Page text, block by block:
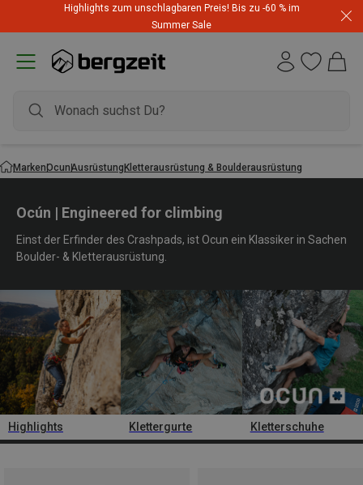
Highlights zum unschlagbaren Preis! Bis zu -60 % im
Summer Sale
MarkenOcunAusrüstungKletterausrüstung & Boulderausrüstung
Ocún | Engineered for climbing
Einst der Erfinder des Crashpads, ist Ocun ein Klassiker in Sachen
Boulder- & Kletterausrüstung.
Highlights Klettergurte Kletterschuhe